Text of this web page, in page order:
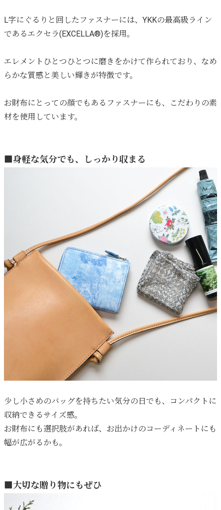
L字にぐるりと回したファスナーには、YKKの最高級ライン
であるエクセラ(EXCELLA®)を採用。
エレメントひとつひとつに磨きをかけて作られており、なめ
らかな質感と美しい輝きが特徴です。
お財布にとっての顔でもあるファスナーにも、こだわりの素
材を使用しています。
■身軽な気分でも、しっかり収まる
少し小さめのバッグを持ちたい気分の日でも、コンパクトに
収納できるサイズ感。
お財布にも選択肢があれば、お出かけのコーディネートにも
幅が広がるかも。
■大切な贈り物にもぜひ